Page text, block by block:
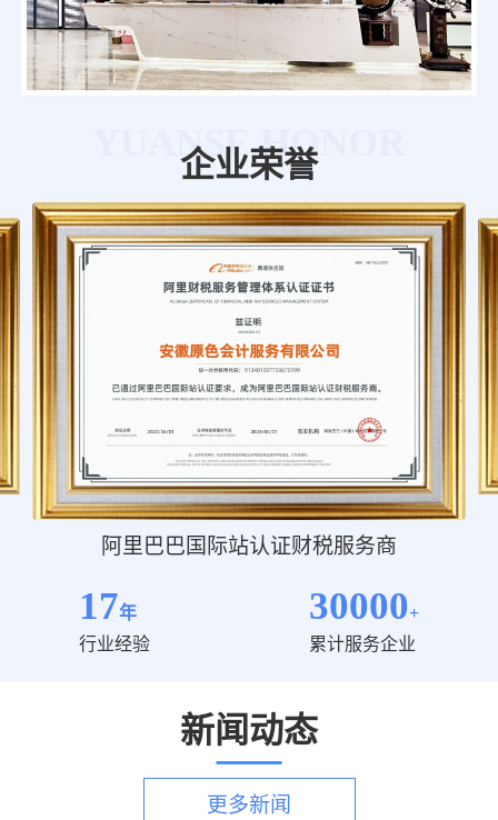
YUANSE HONOR
企业荣誉
阿里巴巴国际站认证财税服务商
17年
行业经验
30000+
累计服务企业
新闻动态
更多新闻